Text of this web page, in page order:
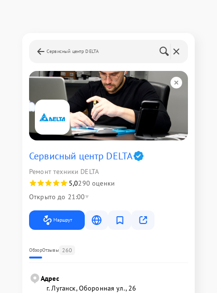
Сервисный центр DELTA
Сервисный центр DELTA
Ремонт техники DELTA
5,0290 оценки
Открыто до 21:00
Маршрут
ОбзорОтзывы 260
Адрес
г. Луганск, Оборонная ул., 26